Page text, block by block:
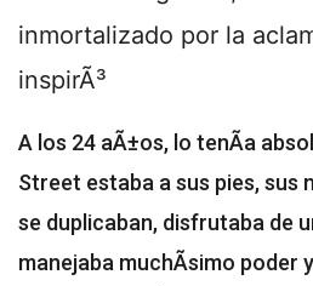
inmortalizado por la
inspirÃ³
A los 24 aÃ±os, lo tenÃ­a
Street estaba a sus pies, sus
se duplicaban, disfrutaba de
manejaba muchÃ­simo poder